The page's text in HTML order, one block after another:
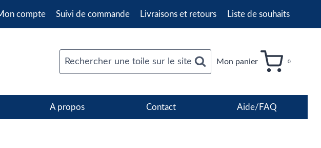
compte Suivi de commande Livraisons et retours Liste de souhaits
Rechercher une toile sur le site Mon panier 0
A propos Contact Aide/FAQ